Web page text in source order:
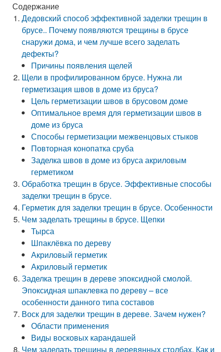
Содержание
Дедовский способ эффективной заделки трещин в
брусе.. Почему появляются трещины в брусе
снаружи дома, и чем лучше всего заделать
дефекты?
Причины появления щелей
Щели в профилированном брусе. Нужна ли
герметизация швов в доме из бруса?
Цель герметизации швов в брусовом доме
Оптимальное время для герметизации швов в
доме из бруса
Способы герметизации межвенцовых стыков
Повторная конопатка сруба
Заделка швов в доме из бруса акриловым
герметиком
Обработка трещин в брусе. Эффективные способы
заделки трещин в брусе.
Герметик для заделки трещин в брусе. Особенности
Чем заделать трещины в брусе. Щепки
Тырса
Шпаклёвка по дереву
Акриловый герметик
Акриловый герметик
Заделка трещин в дереве эпоксидной смолой.
Эпоксидная шпаклевка по дереву – все
особенности данного типа составов
Воск для заделки трещин в дереве. Зачем нужен?
Области применения
Виды восковых карандашей
Чем заделать трещины в деревянных столбах. Как и